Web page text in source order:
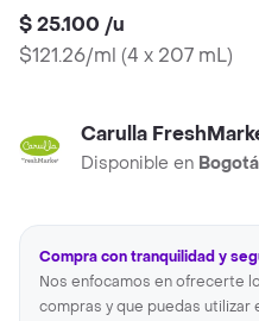
$ 25.100 /u
$121.26/ml (4 x 207 mL)
Carulla
Disponible en Bogotá
Compra con tranquilidad y
Nos enfocamos en ofrecerte
compras y que puedas